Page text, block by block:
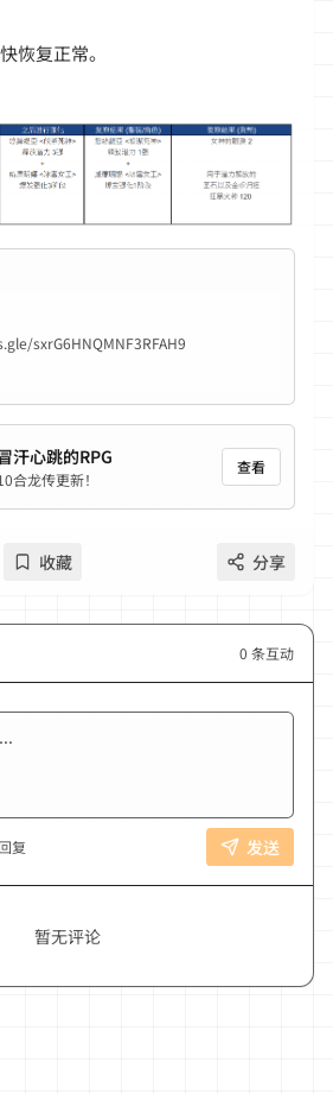
恢复正常。
sxrG6HNQMNF3RFAH9
汗心跳的RPG
合龙传更新！
查看
收藏 分享
0 条互动
复 发送
暂无评论